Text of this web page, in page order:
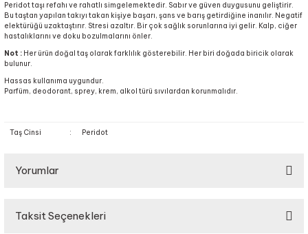
Peridot taşı refahı ve rahatlı simgelemektedir. Sabır ve güven duygusunu geliştirir.
Bu taştan yapılan takıyı takan kişiye başarı, şans ve barış getirdiğine inanılır. Negatif
elektürüğü uzaktaştırır. Stresi azaltır. Bir çok sağlık sorunlarına iyi gelir. Kalp, ciğer
hastalıklarını ve doku bozulmalarını önler.
Not : Her ürün doğal taş olarak farklılık gösterebilir. Her biri doğada biricik olarak
bulunur.
Hassas kullanıma uygundur.
Parfüm, deodorant, sprey, krem, alkol türü sıvılardan korunmalıdır.
Taş Cinsi : Peridot
Yorumlar
Taksit Seçenekleri